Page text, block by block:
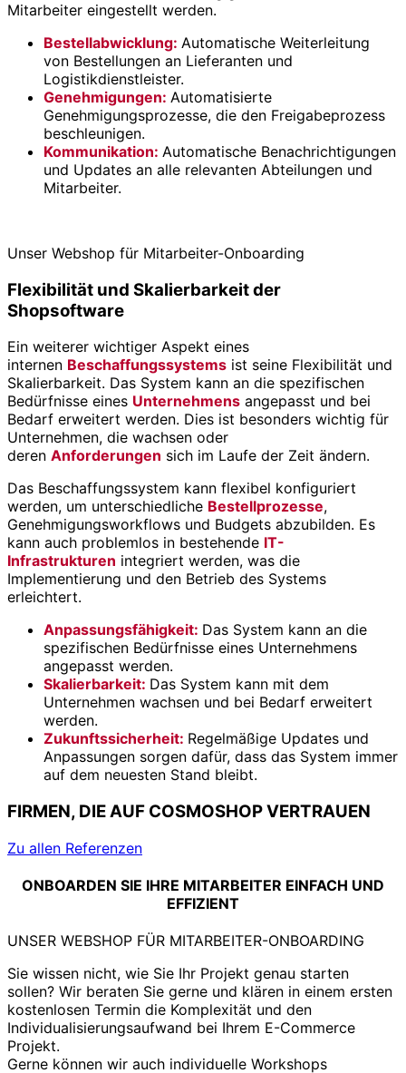
Mitarbeiter eingestellt werden.
Bestellabwicklung: Automatische Weiterleitung
von Bestellungen an Lieferanten und
Logistikdienstleister.
Genehmigungen: Automatisierte
Genehmigungsprozesse, die den Freigabeprozess
beschleunigen.
Kommunikation: Automatische Benachrichtigungen
und Updates an alle relevanten Abteilungen und
Mitarbeiter.
Unser Webshop für Mitarbeiter-Onboarding
Flexibilität und Skalierbarkeit der
Shopsoftware
Ein weiterer wichtiger Aspekt eines
internen Beschaffungssystems ist seine Flexibilität und
Skalierbarkeit. Das System kann an die spezifischen
Bedürfnisse eines Unternehmens angepasst und bei
Bedarf erweitert werden. Dies ist besonders wichtig für
Unternehmen, die wachsen oder
deren Anforderungen sich im Laufe der Zeit ändern.
Das Beschaffungssystem kann flexibel konfiguriert
werden, um unterschiedliche Bestellprozesse,
Genehmigungsworkflows und Budgets abzubilden. Es
kann auch problemlos in bestehende IT-
Infrastrukturen integriert werden, was die
Implementierung und den Betrieb des Systems
erleichtert.
Anpassungsfähigkeit: Das System kann an die
spezifischen Bedürfnisse eines Unternehmens
angepasst werden.
Skalierbarkeit: Das System kann mit dem
Unternehmen wachsen und bei Bedarf erweitert
werden.
Zukunftssicherheit: Regelmäßige Updates und
Anpassungen sorgen dafür, dass das System immer
auf dem neuesten Stand bleibt.
FIRMEN, DIE AUF COSMOSHOP VERTRAUEN
Zu allen Referenzen
ONBOARDEN SIE IHRE MITARBEITER EINFACH UND
EFFIZIENT
UNSER WEBSHOP FÜR MITARBEITER-ONBOARDING
Sie wissen nicht, wie Sie Ihr Projekt genau starten
sollen? Wir beraten Sie gerne und klären in einem ersten
kostenlosen Termin die Komplexität und den
Individualisierungsaufwand bei Ihrem E-Commerce
Projekt.
Gerne können wir auch individuelle Workshops